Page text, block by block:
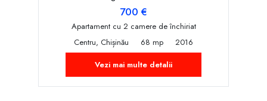
700 €
Apartament cu 2 camere de închiriat
Centru, Chișinău
68 mp
2016
Vezi mai multe detalii